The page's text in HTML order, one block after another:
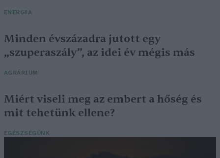
ENERGIA
Minden évszázadra jutott egy
„szuperaszály”, az idei év mégis más
AGRÁRIUM
Miért viseli meg az embert a hőség és
mit tehetünk ellene?
EGÉSZSÉGÜNK